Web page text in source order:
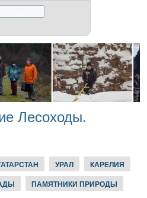
Лесоходы.
УРАЛ КАРЕЛИЯ
ПАМЯТНИКИ ПРИРОДЫ